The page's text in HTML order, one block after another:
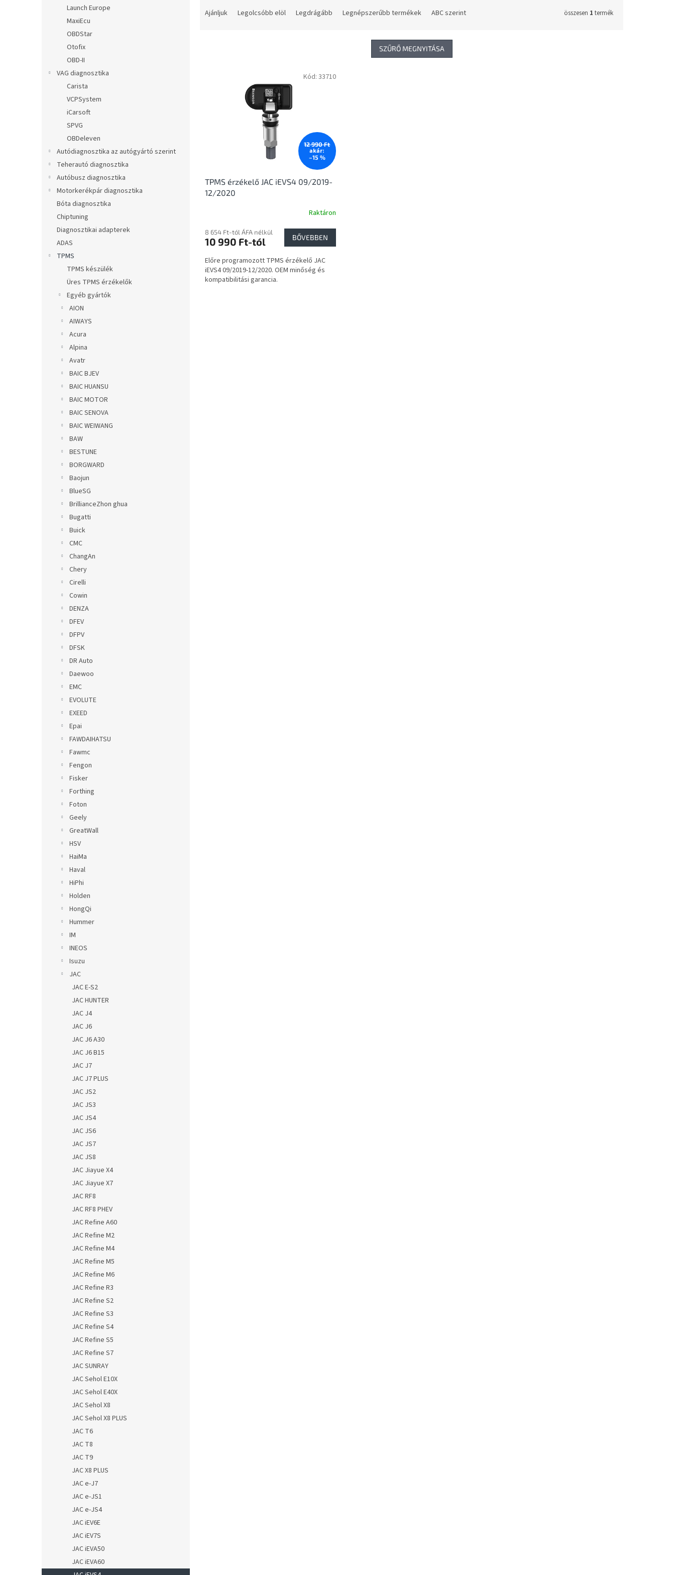
Launch Europe
MaxiEcu
OBDStar
Otofix
OBD-II
VAG diagnosztika
Carista
VCPSystem
iCarsoft
SPVG
OBDeleven
Autódiagnosztika az autógyártó szerint
Teherautó diagnosztika
Autóbusz diagnosztika
Motorkerékpár diagnosztika
Bóta diagnosztika
Chiptuning
Diagnosztikai adapterek
ADAS
TPMS
TPMS készülék
Üres TPMS érzékelők
Egyéb gyártók
AION
AIWAYS
Acura
Alpina
Avatr
BAIC BJEV
BAIC HUANSU
BAIC MOTOR
BAIC SENOVA
BAIC WEIWANG
BAW
BESTUNE
BORGWARD
Baojun
BlueSG
BrillianceZhon ghua
Bugatti
Buick
CMC
ChangAn
Chery
Cirelli
Cowin
DENZA
DFEV
DFPV
DFSK
DR Auto
Daewoo
EMC
EVOLUTE
EXEED
Epai
FAWDAIHATSU
Fawmc
Fengon
Fisker
Forthing
Foton
Geely
GreatWall
HSV
HaiMa
Haval
HiPhi
Holden
HongQi
Hummer
IM
INEOS
Isuzu
JAC
JAC E-S2
JAC HUNTER
JAC J4
JAC J6
JAC J6 A30
JAC J6 B15
JAC J7
JAC J7 PLUS
JAC JS2
JAC JS3
JAC JS4
JAC JS6
JAC JS7
JAC JS8
JAC Jiayue X4
JAC Jiayue X7
JAC RF8
JAC RF8 PHEV
JAC Refine A60
JAC Refine M2
JAC Refine M4
JAC Refine M5
JAC Refine M6
JAC Refine R3
JAC Refine S2
JAC Refine S3
JAC Refine S4
JAC Refine S5
JAC Refine S7
JAC SUNRAY
JAC Sehol E10X
JAC Sehol E40X
JAC Sehol X8
JAC Sehol X8 PLUS
JAC T6
JAC T8
JAC T9
JAC X8 PLUS
JAC e-J7
JAC e-JS1
JAC e-JS4
JAC iEV6E
JAC iEV7S
JAC iEVA50
JAC iEVA60
Ajánljuk Legolcsóbb elöl Legdrágább Legnépszerűbb termékek ABC szerint összesen 1 termék
SZŰRŐ MEGNYITÁSA
12 990 Ft
akár:
–15 %
TPMS érzékelő JAC iEVS4 09/2019-
12/2020
Raktáron
8 654 Ft-tól ÁFA nélkül
10 990 Ft-tól BŐVEBBEN
Előre programozott TPMS érzékelő JAC
iEVS4 09/2019-12/2020. OEM minőség és
kompatibilitási garancia.
Kód: 33710